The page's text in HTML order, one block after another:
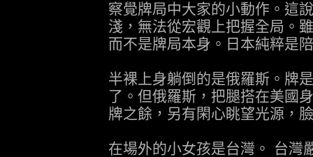
察覺牌局中大家的小動作。這
淺，無法從宏觀上把握全局。
而不是牌局本身。日本純粹是
半裸上身躺倒的是俄羅斯。牌
了。但俄羅斯，把腿搭在美國
牌之餘，另有閑心眺望光源，
在場外的小女孩是台灣。 台灣